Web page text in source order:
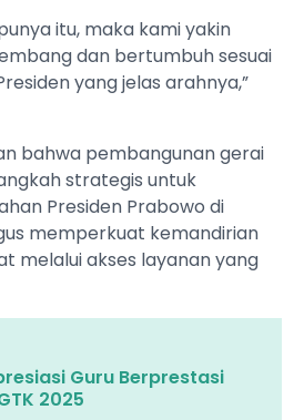
itu, maka kami yakin
dan bertumbuh sesuai
yang jelas arahnya,”
bahwa pembangunan gerai
strategis untuk
Presiden Prabowo di
memperkuat kemandirian
melalui akses layanan yang
Guru Berprestasi
2025